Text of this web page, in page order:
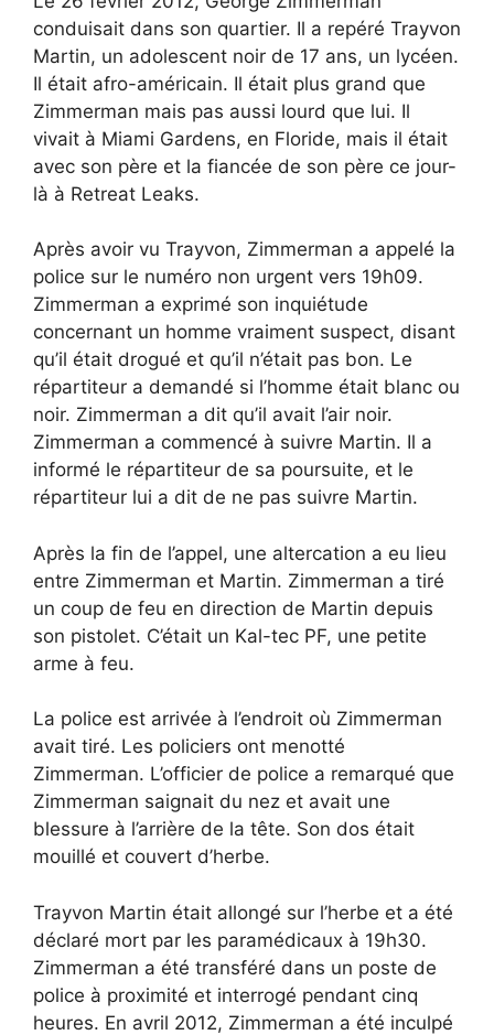
conduisait dans son quartier. Il a repéré Trayvon
Martin, un adolescent noir de 17 ans, un lycéen.
Il était afro-américain. Il était plus grand que
Zimmerman mais pas aussi lourd que lui. Il
vivait à Miami Gardens, en Floride, mais il était
avec son père et la fiancée de son père ce jour-
là à Retreat Leaks.
Après avoir vu Trayvon, Zimmerman a appelé la
police sur le numéro non urgent vers 19h09.
Zimmerman a exprimé son inquiétude
concernant un homme vraiment suspect, disant
qu’il était drogué et qu’il n’était pas bon. Le
répartiteur a demandé si l’homme était blanc ou
noir. Zimmerman a dit qu’il avait l’air noir.
Zimmerman a commencé à suivre Martin. Il a
informé le répartiteur de sa poursuite, et le
répartiteur lui a dit de ne pas suivre Martin.
Après la fin de l’appel, une altercation a eu lieu
entre Zimmerman et Martin. Zimmerman a tiré
un coup de feu en direction de Martin depuis
son pistolet. C’était un Kal-tec PF, une petite
arme à feu.
La police est arrivée à l’endroit où Zimmerman
avait tiré. Les policiers ont menotté
Zimmerman. L’officier de police a remarqué que
Zimmerman saignait du nez et avait une
blessure à l’arrière de la tête. Son dos était
mouillé et couvert d’herbe.
Trayvon Martin était allongé sur l’herbe et a été
déclaré mort par les paramédicaux à 19h30.
Zimmerman a été transféré dans un poste de
police à proximité et interrogé pendant cinq
heures. En avril 2012, Zimmerman a été inculpé